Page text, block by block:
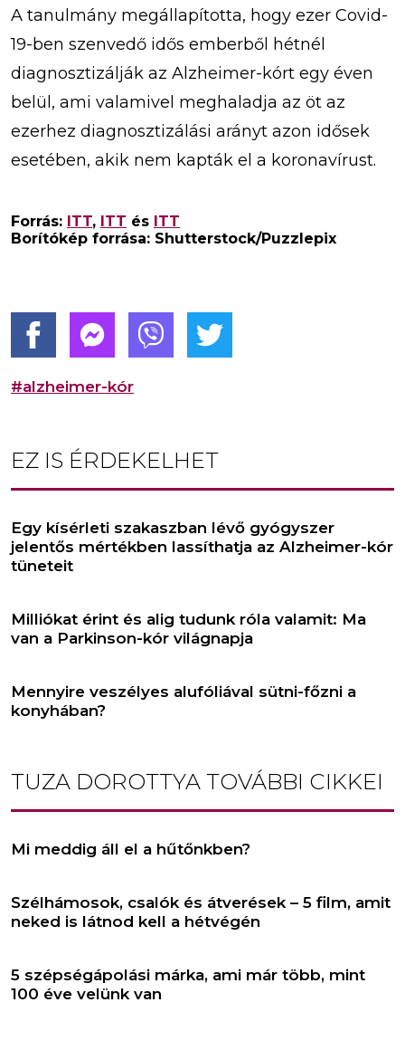
A tanulmány megállapította, hogy ezer Covid-
19-ben szenvedő idős emberből hétnél
diagnosztizálják az Alzheimer-kórt egy éven
belül, ami valamivel meghaladja az öt az
ezerhez diagnosztizálási arányt azon idősek
esetében, akik nem kapták el a koronavírust.
Forrás: ITT, ITT és ITT
Borítókép forrása: Shutterstock/Puzzlepix
#alzheimer-kór
EZ IS ÉRDEKELHET
Egy kísérleti szakaszban lévő gyógyszer
jelentős mértékben lassíthatja az Alzheimer-kór
tüneteit
Milliókat érint és alig tudunk róla valamit: Ma
van a Parkinson-kór világnapja
Mennyire veszélyes alufóliával sütni-főzni a
konyhában?
TUZA DOROTTYA TOVÁBBI CIKKEI
Mi meddig áll el a hűtőnkben?
Szélhámosok, csalók és átverések – 5 film, amit
neked is látnod kell a hétvégén
5 szépségápolási márka, ami már több, mint
100 éve velünk van